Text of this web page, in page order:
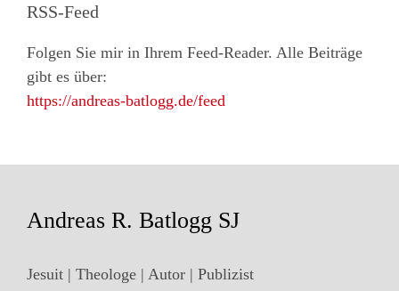
RSS-Feed
Folgen Sie mir in Ihrem Feed-Reader. Alle Beiträge
gibt es über:
https://andreas-batlogg.de/feed
Andreas R. Batlogg SJ
Jesuit | Theologe | Autor | Publizist